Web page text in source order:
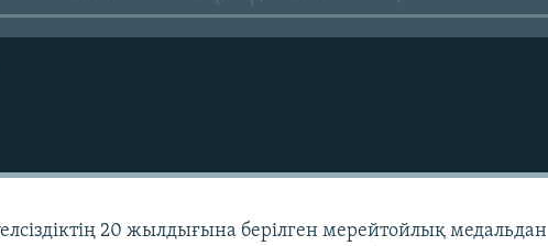
20 жылдығына берілген мерейтойлық медальдан